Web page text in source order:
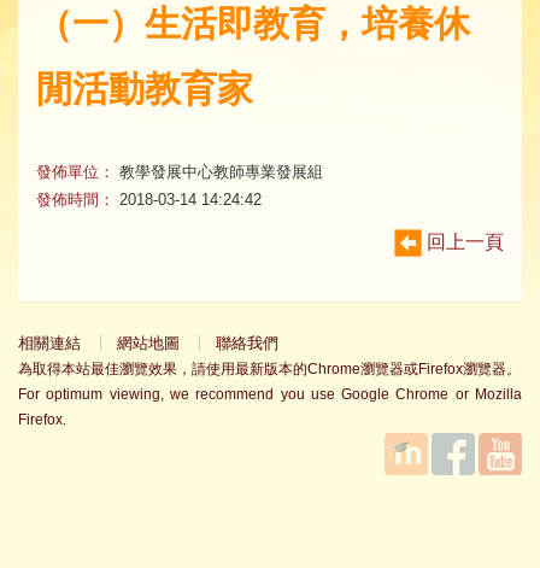
（一）生活即教育，培養休
閒活動教育家
發佈單位： 教學發展中心教師專業發展組
發佈時間：
2018-03-14 14:24:42
回上一頁
相關連結 網站地圖 聯絡我們
為取得本站最佳瀏覽效果，請使用最新版本的Chrome瀏覽器或Firefox瀏覽器。
For optimum viewing, we recommend you use Google Chrome or Mozilla
Firefox.